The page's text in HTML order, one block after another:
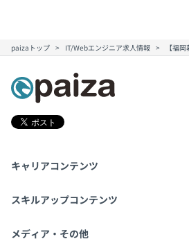
paizaトップ IT/Webエンジニア求人情報 【福
キャリアコンテンツ
転職・キャリア
スキルアップコンテンツ
学習
メディア・その他